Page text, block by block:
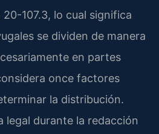
20-107.3, lo cual significa
se dividen de manera
en partes
once factores
la distribución.
legal durante la redacción